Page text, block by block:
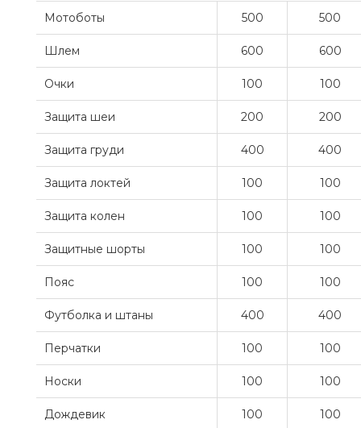
Мотоботы 500 500
Шлем 600 600
Очки 100 100
Защита шеи 200 200
Защита груди 400 400
Защита локтей 100 100
Защита колен 100 100
Защитные шорты 100 100
Пояс 100 100
Футболка и штаны 400 400
Перчатки 100 100
Носки 100 100
Дождевик 100 100